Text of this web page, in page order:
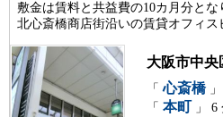
敷金は賃料と共益費の10カ月分とな
北心斎橋商店街沿いの賃貸オフィス
大阪市中央
「 心斎橋
「 本町 」 6